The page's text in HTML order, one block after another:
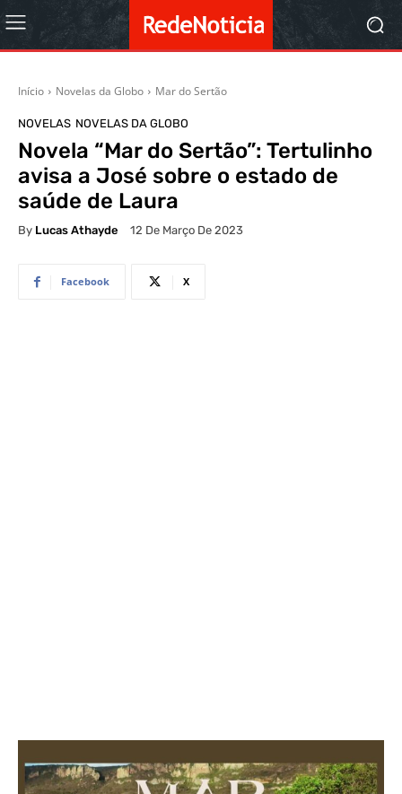
Início Novelas da Globo Mar do Sertão
NOVELAS NOVELAS DA GLOBO
Novela “Mar do Sertão”: Tertulinho
avisa a José sobre o estado de
saúde de Laura
By Lucas Athayde 12 De Março De 2023
Facebook X